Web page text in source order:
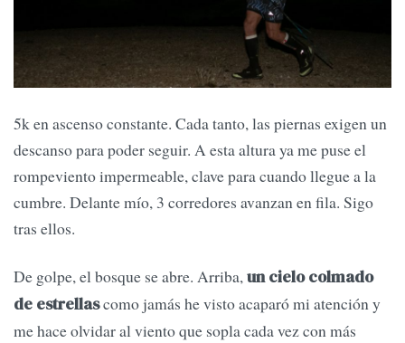
5k en ascenso constante. Cada tanto, las piernas exigen un
descanso para poder seguir. A esta altura ya me puse el
rompeviento impermeable, clave para cuando llegue a la
cumbre. Delante mío, 3 corredores avanzan en fila. Sigo
tras ellos.
De golpe, el bosque se abre. Arriba,un cielo colmado
de estrellascomo jamás he visto acaparó mi atención y
me hace olvidar al viento que sopla cada vez con más